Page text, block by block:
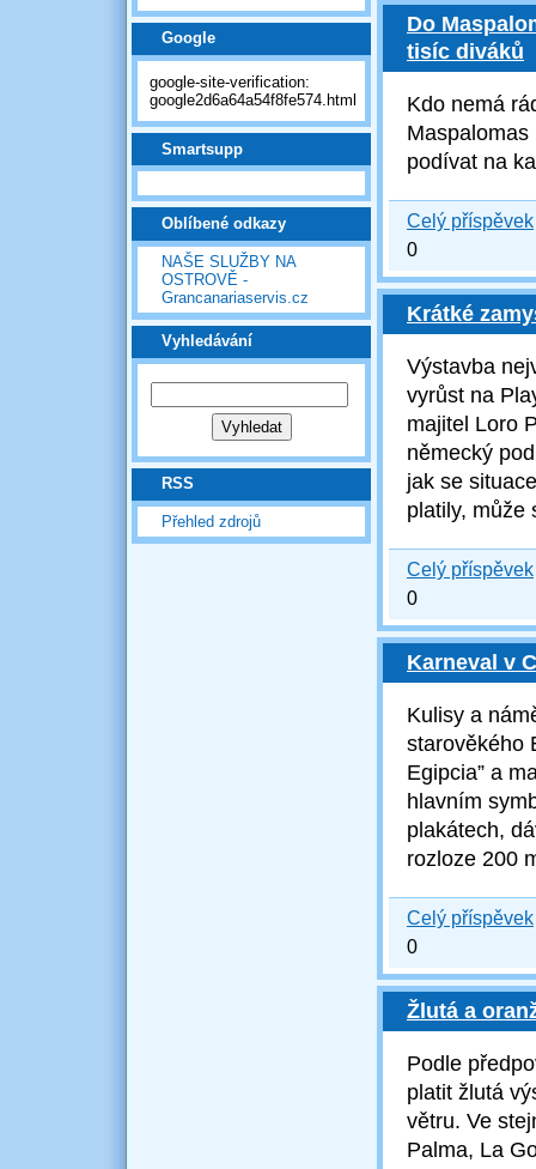
Google
google-site-verification:
google2d6a64a54f8fe574.html
Smartsupp
Oblíbené odkazy
NAŠE SLUŽBY NA
OSTROVĚ -
Grancanariaservis.cz
Vyhledávání
RSS
Přehled zdrojů
Do
tisíc diváků
Kdo nemá
podívat na
Celý příspěvek
0
Krátké
Výstavba
vyrůst na
majitel Loro
německý
jak se
platily, může
Celý příspěvek
0
Karneval v
Kulisy a
starověkého
Egipcia” a
hlavním
plakátech,
rozloze 200
Celý příspěvek
0
Žlutá a
Podle
platit žlutá
větru. Ve
Palma, La